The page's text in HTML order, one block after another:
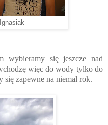
wybieramy się jeszcze nad
więc do wody tylko do
się zapewne na niemal rok.